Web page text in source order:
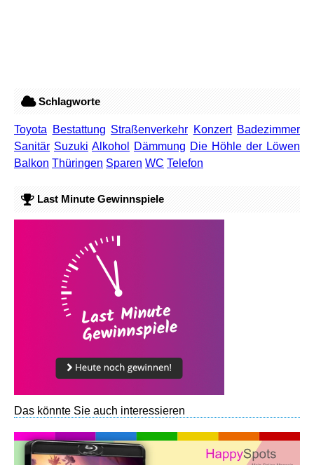
Schlagworte
Toyota Bestattung Straßenverkehr Konzert Badezimmer
Sanitär Suzuki Alkohol Dämmung Die Höhle der Löwen
Balkon Thüringen Sparen WC Telefon
Last Minute Gewinnspiele
Das könnte Sie auch interessieren